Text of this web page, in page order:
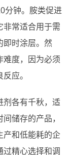
分钟。胺类促进
非常适合用于需
即时涂层。然
难度，因为必须
应。
剂各有千秋，适
储存的产品，
产和低能耗的企
精心选择和调